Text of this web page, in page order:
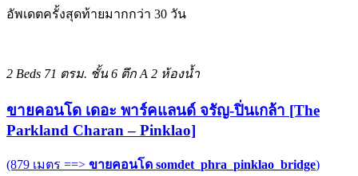
อัพเดตครั้งสุดท้ายมากกว่า 30 วัน
2 Beds 71 ตรม. ชั้น 6 ตึก A 2 ห้องน้ำ
ขายคอนโด เดอะ พาร์คแลนด์ จรัญ-ปิ่นเกล้า [The
Parkland Charan – Pinklao]
(879 เมตร ==> ขายคอนโด somdet_phra_pinklao_bridge)